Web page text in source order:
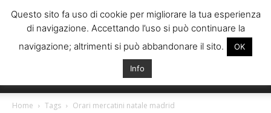
Italiani
Home Tags Orari mercatini natale madrid
Questo sito fa uso di cookie per migliorare la tua esperienza
di navigazione. Accettando l’uso si può continuare la
navigazione; altrimenti si può abbandonare il sito.
OK
Info